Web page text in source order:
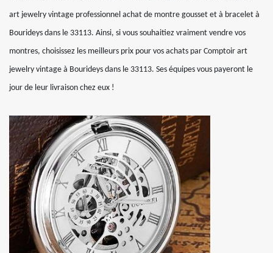
art jewelry vintage professionnel achat de montre gousset et à bracelet à
Bourideys dans le 33113. Ainsi, si vous souhaitiez vraiment vendre vos
montres, choisissez les meilleurs prix pour vos achats par Comptoir art
jewelry vintage à Bourideys dans le 33113. Ses équipes vous payeront le
jour de leur livraison chez eux !